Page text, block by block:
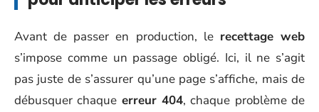
Avant de passer en production, le recettage web
s’impose comme un passage obligé. Ici, il ne s’agit
pas juste de s’assurer qu’une page s’affiche, mais de
débusquer chaque erreur 404, chaque problème de